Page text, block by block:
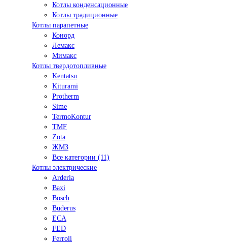
Котлы конденсационные
Котлы традиционные
Котлы парапетные
Конорд
Лемакс
Мимакс
Котлы твердотопливные
Kentatsu
Kiturami
Protherm
Sime
TermoKontur
TMF
Zota
ЖМЗ
Все категории (11)
Котлы электрические
Arderia
Baxi
Bosch
Buderus
ECA
FED
Ferroli